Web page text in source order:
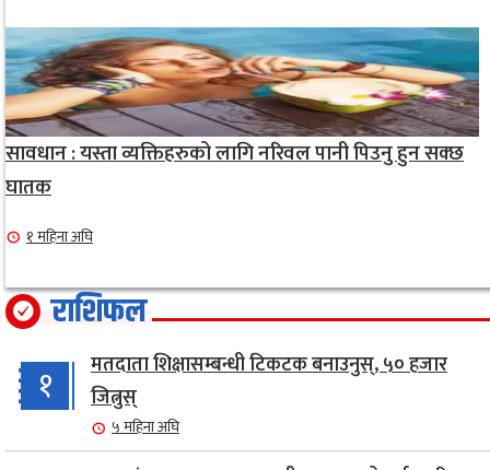
सावधान : यस्ता व्यक्तिहरुको लागि नरिवल पानी पिउनु हुन सक्छ
घातक
१ महिना अघि
राशिफल
१
मतदाता शिक्षासम्बन्धी टिकटक बनाउनुस्, ५० हजार
जित्नुस्
५ महिना अघि